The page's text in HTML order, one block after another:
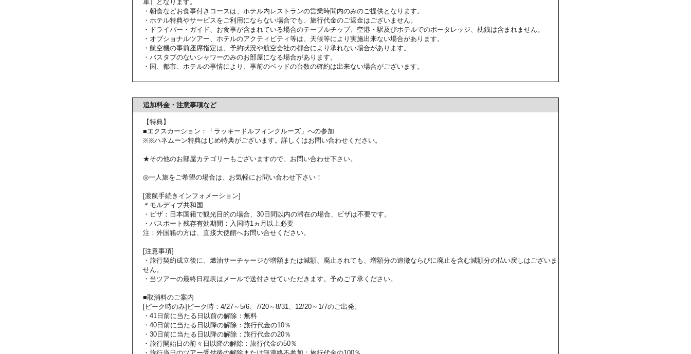
車）となります。
・朝食などお食事付きコースは、ホテル内レストランの営業時間内のみのご提供となります。
・ホテル特典やサービスをご利用にならない場合でも、旅行代金のご返金はございません。
・ドライバー・ガイド、お食事が含まれている場合のテーブルチップ、空港・駅及びホテルでのポータレッジ、枕銭は含まれません。
・オプショナルツアー、ホテルのアクティビティ等は、天候等により実施出来ない場合があります。
・航空機の事前座席指定は、予約状況や航空会社の都合により承れない場合があります。
・バスタブのないシャワーのみのお部屋になる場合があります。
・国、都市、ホテルの事情により、事前のベッドの台数の確約は出来ない場合がございます。
追加料金・注意事項など
【特典】
■エクスカーション：「ラッキードルフィンクルーズ」への参加
※※ハネムーン特典はじめ特典がございます。詳しくはお問い合わせください。
★その他のお部屋カテゴリーもございますので、お問い合わせ下さい。
◎一人旅をご希望の場合は、お気軽にお問い合わせ下さい！
[渡航手続きインフォメーション]
＊モルディブ共和国
・ビザ：日本国籍で観光目的の場合、30日間以内の滞在の場合、ビザは不要です。
・パスポート残存有効期間：入国時1ヵ月以上必要
注：外国籍の方は、直接大使館へお問い合せください。
[注意事項]
・旅行契約成立後に、燃油サーチャージが増額または減額、廃止されても、増額分の追徴ならびに廃止を含む減額分の払い戻しはございま
せん。
・当ツアーの最終日程表はメールで送付させていただきます。予めご了承ください。
■取消料のご案内
[ピーク時のみ]ピーク時：4/27～5/6、7/20～8/31、12/20～1/7のご出発。
・41日前に当たる日以前の解除：無料
・40日前に当たる日以降の解除：旅行代金の10％
・30日前に当たる日以降の解除：旅行代金の20％
・旅行開始日の前々日以降の解除：旅行代金の50％